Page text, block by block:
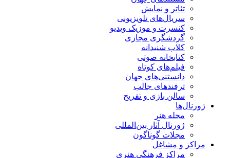
تئاتر و نمایش
سریال‌های تلویزیونی
کنسرت و موزیک ویدیو
گردشگری مجازی
کلاب شنیدانه
کتابخانه صوتی
فیلم‌های کوتاه
دانستنی‌های جهان
ترفندهای جالب
سالن بازی و تفریح
ژورنال‌ها
مجله هنر
ژورنال آثار بین‌المللی
مجلات گوناگون
مراکز و مشاغل
مراکز فرهنگی هنری